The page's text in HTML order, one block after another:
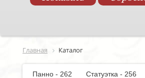
Главная Каталог
Панно - 262 Статуэтка - 256